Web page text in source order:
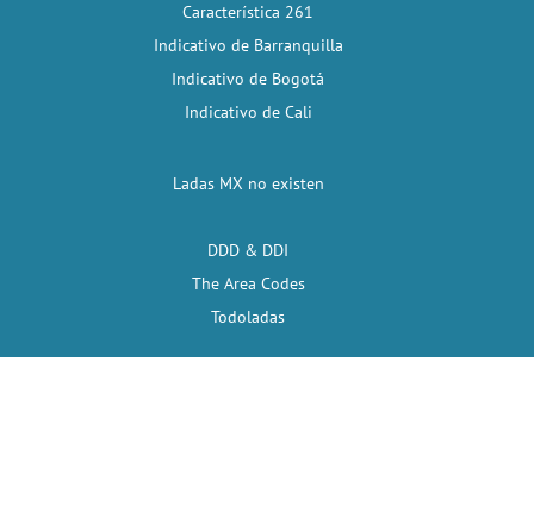
Característica 261
Indicativo de Barranquilla
Indicativo de Bogotá
Indicativo de Cali
Ladas MX no existen
DDD & DDI
The Area Codes
Todoladas